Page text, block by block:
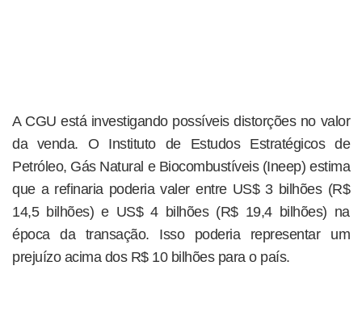
A CGU está investigando possíveis distorções no valor
da venda. O Instituto de Estudos Estratégicos de
Petróleo, Gás Natural e Biocombustíveis (Ineep) estima
que a refinaria poderia valer entre US$ 3 bilhões (R$
14,5 bilhões) e US$ 4 bilhões (R$ 19,4 bilhões) na
época da transação. Isso poderia representar um
prejuízo acima dos R$ 10 bilhões para o país.